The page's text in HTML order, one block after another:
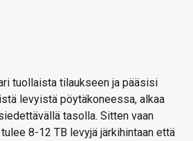
tuollaista tilaukseen ja pääsisi
levyistä pöytäkoneessa, alkaa
tasolla. Sitten vaan
8-12 TB levyjä järkihintaan että